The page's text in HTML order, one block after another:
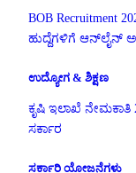
BOB Recruitment
ಹುದ್ದೆಗಳಿಗೆ ಆನ್‌ಲೈನ್
ಉದ್ಯೋಗ & ಶಿಕ್ಷಣ
ಕೃಷಿ ಇಲಾಖೆ ನೇಮಕಾತಿ
ಸರ್ಕಾರ
ಸರ್ಕಾರಿ ಯೋಜನೆಗಳು